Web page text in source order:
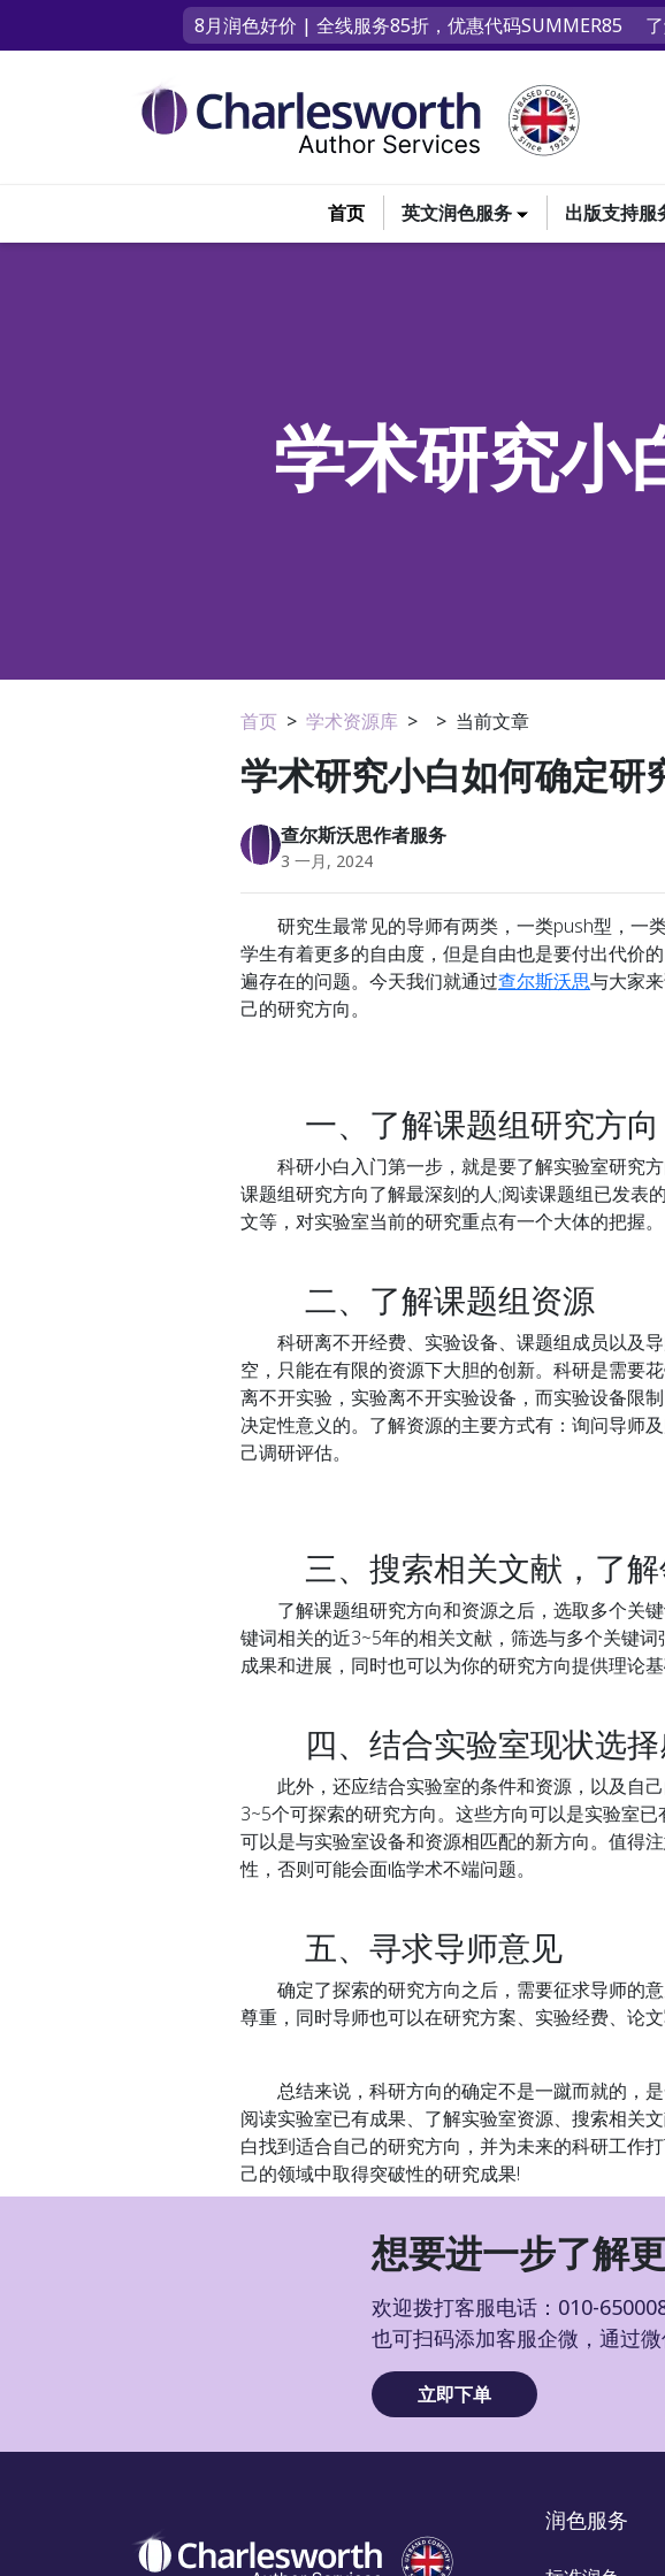
8月润色好价 | 全线服务85折，优惠代码SUMMER85
首页 英文润色服务 出版支持服
学术研究小
首页 > 学术资源库 > > 当前文章
学术研究小白如何确定研
查尔斯沃思作者服务
3 一月, 2024
研究生最常见的导师有两类，一类push型，一
学生有着更多的自由度，但是自由也是要付出代价
遍存在的问题。今天我们就通过查尔斯沃思与大家
己的研究方向。
一、了解课题组研究方向
科研小白入门第一步，就是要了解实验室研究
课题组研究方向了解最深刻的人;阅读课题组已发表
文等，对实验室当前的研究重点有一个大体的把握。
二、了解课题组资源
科研离不开经费、实验设备、课题组成员以及
空，只能在有限的资源下大胆的创新。科研是需要
离不开实验，实验离不开实验设备，而实验设备限
决定性意义的。了解资源的主要方式有：询问导师
己调研评估。
三、搜索相关文献，了解
了解课题组研究方向和资源之后，选取多个关
键词相关的近3~5年的相关文献，筛选与多个关键
成果和进展，同时也可以为你的研究方向提供理论基
四、结合实验室现状选择
此外，还应结合实验室的条件和资源，以及自己
3~5个可探索的研究方向。这些方向可以是实验室
可以是与实验室设备和资源相匹配的新方向。值得
性，否则可能会面临学术不端问题。
五、寻求导师意见
确定了探索的研究方向之后，需要征求导师的意
尊重，同时导师也可以在研究方案、实验经费、论文
总结来说，科研方向的确定不是一蹴而就的，是
阅读实验室已有成果、了解实验室资源、搜索相关
白找到适合自己的研究方向，并为未来的科研工作
己的领域中取得突破性的研究成果!
想要进一步了解
欢迎拨打客服电话：010-
也可扫码添加客服企微，通过微
立即下单
润色服务